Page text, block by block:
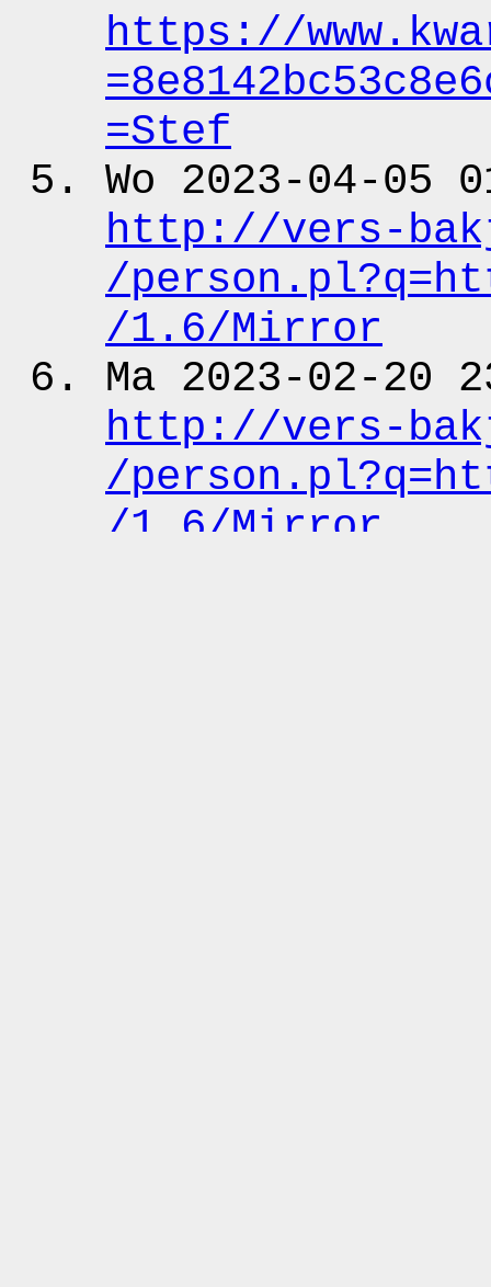
https: //
=Stef
Wo 2023-04-05
http: //vers-
/person.pl?q
/1.6/Mirror
Ma 2023-02-20
http: //vers-
/person.pl?q
/1.6/Mirror